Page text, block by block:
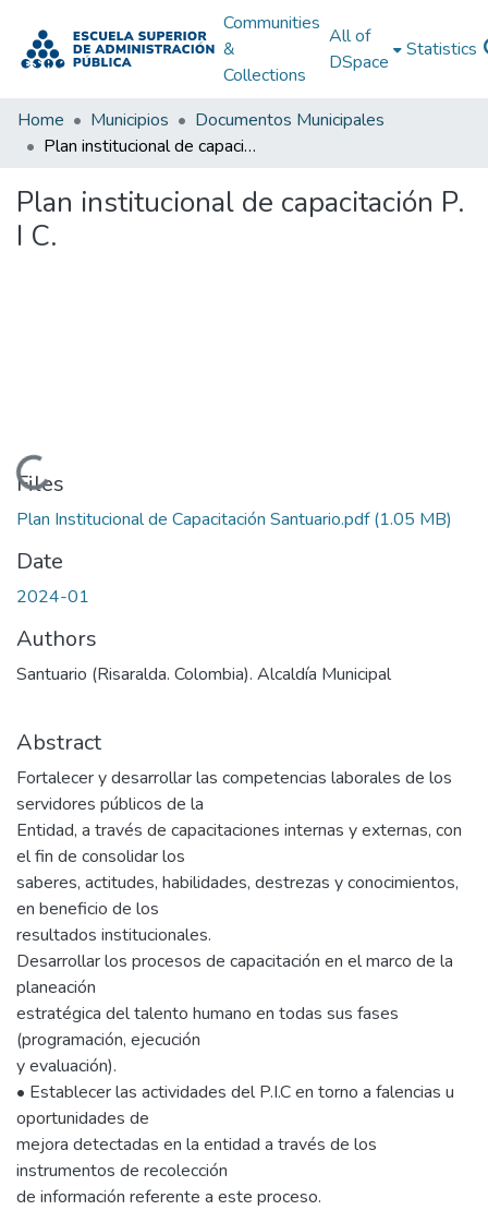
Communities
&
Collections
All of
DSpace
Statistics
Home Municipios
Documentos Municipales
Plan institucional de capacitación P. I C.
Plan institucional de capacitación P.
I C.
Loading...
Files
Plan Institucional de Capacitación Santuario.pdf(1.05 MB)
Date
2024-01
Authors
Santuario (Risaralda. Colombia). Alcaldía Municipal
Abstract
Fortalecer y desarrollar las competencias laborales de los
servidores públicos de la
Entidad, a través de capacitaciones internas y externas, con
el fin de consolidar los
saberes, actitudes, habilidades, destrezas y conocimientos,
en beneficio de los
resultados institucionales.
Desarrollar los procesos de capacitación en el marco de la
planeación
estratégica del talento humano en todas sus fases
(programación, ejecución
y evaluación).
• Establecer las actividades del P.I.C en torno a falencias u
oportunidades de
mejora detectadas en la entidad a través de los
instrumentos de recolección
de información referente a este proceso.